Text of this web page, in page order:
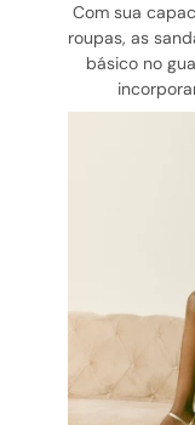
Com sua
roupas, as
básico no